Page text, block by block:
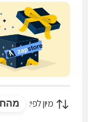
מיון לפי: